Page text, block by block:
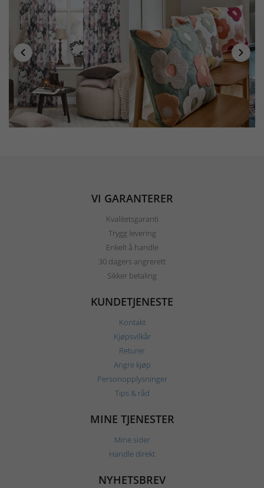
VI GARANTERER
Kvalitetsgaranti
Trygg levering
Enkelt å handle
30 dagers angrerett
Sikker betaling
KUNDETJENESTE
Kontakt
Kjøpsvilkår
Returer
Angre kjøp
Personopplysninger
Tips & råd
MINE TJENESTER
Mine sider
Handle direkt
NYHETSBREV